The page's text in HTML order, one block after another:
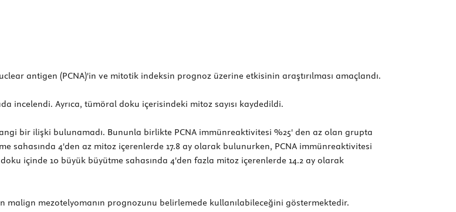
antigen (PCNA)'in ve mitotik indeksin prognoz üzerine etkisinin araştırılması amaçlandı.
incelendi. Ayrıca, tümöral doku içerisindeki mitoz sayısı kaydedildi.
bir ilişki bulunamadı. Bununla birlikte PCNA immünreaktivitesi %25' den az olan grupta
sahasında 4'den az mitoz içerenlerde 17.8 ay olarak bulunurken, PCNA immünreaktivitesi
içinde 10 büyük büyütme sahasında 4'den fazla mitoz içerenlerde 14.2 ay olarak
malign mezotelyomanın prognozunu belirlemede kullanılabileceğini göstermektedir.